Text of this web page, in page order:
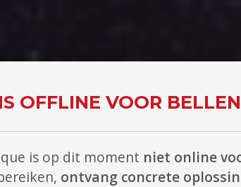
OFFLINE VOOR
is op dit moment niet online
ontvang concrete